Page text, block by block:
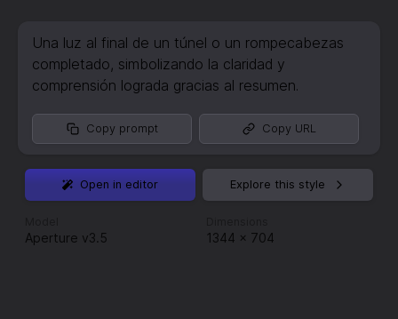
Una luz al final de un túnel o un rompecabezas
completado, simbolizando la claridad y
comprensión lograda gracias al resumen.
Copy prompt Copy URL
Open in editor Explore this style
Aperture v3.5 1344 × 704